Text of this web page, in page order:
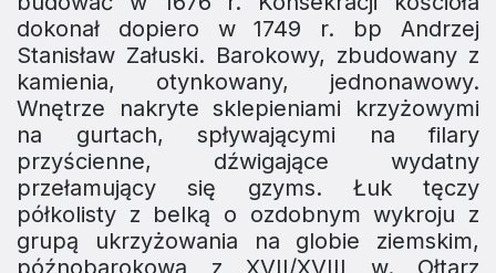
dokonał dopiero w 1749 r. bp Andrzej
Stanisław Załuski. Barokowy, zbudowany z
kamienia, otynkowany, jednonawowy.
Wnętrze nakryte sklepieniami krzyżowymi
na gurtach, spływającymi na filary
przyścienne, dźwigające wydatny
przełamujący się gzyms. Łuk tęczy
półkolisty z belką o ozdobnym wykroju z
grupą ukrzyżowania na globie ziemskim,
późnobarokową z XVII/XVIII w. Ołtarz